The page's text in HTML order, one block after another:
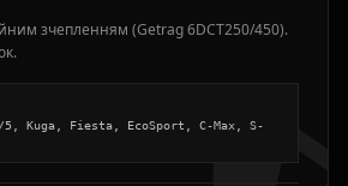
зчепленням (Getrag 6DCT250/450).
5, Kuga, Fiesta, EcoSport, C-Max, S-